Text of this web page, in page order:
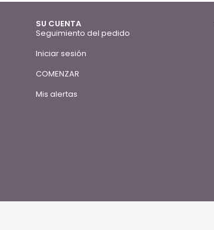
SU CUENTA
Seguimiento del pedido
Iniciar sesión
COMENZAR
Mis alertas